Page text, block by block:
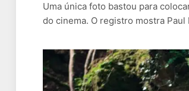
Uma única foto bastou para
do cinema. O registro mostra Paul